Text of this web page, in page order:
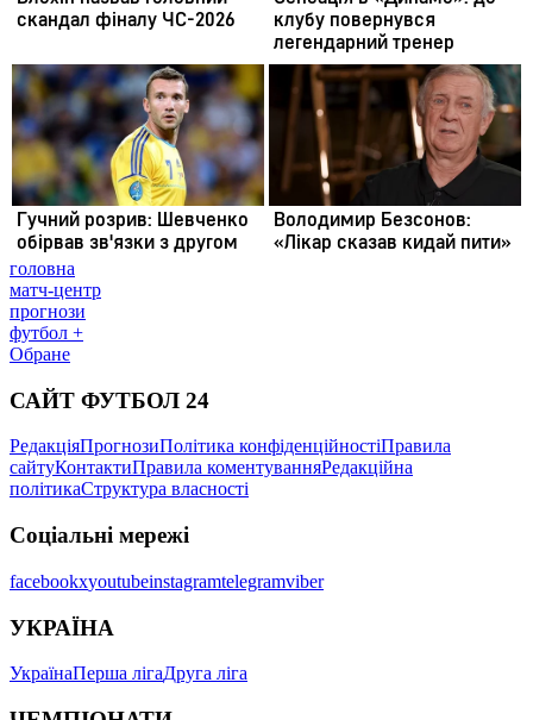
головна
матч-центр
прогнози
футбол +
Обране
САЙТ ФУТБОЛ 24
РедакціяПрогнозиПолітика конфіденційностіПравила
сайтуКонтактиПравила коментуванняРедакційна
політикаСтруктура власності
Соціальні мережі
facebookxyoutubeinstagramtelegramviber
УКРАЇНА
УкраїнаПерша лігаДруга ліга